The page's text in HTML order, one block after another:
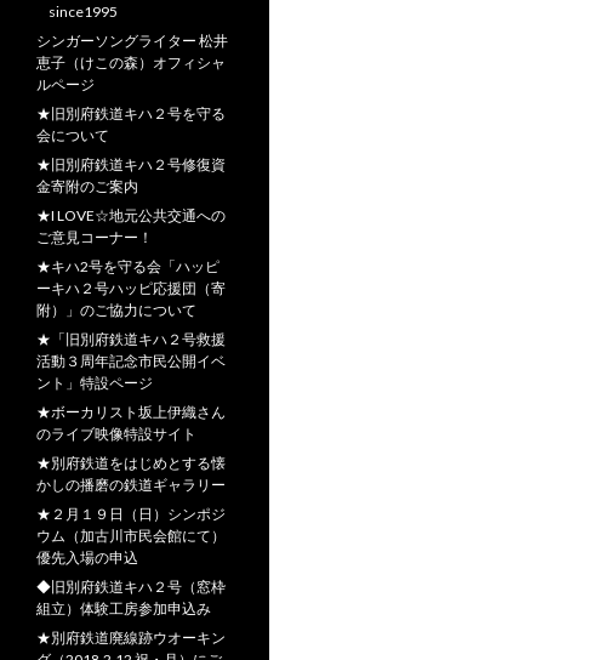
since1995
シンガーソングライター 松井
恵子（けこの森）オフィシャ
ルページ
★旧別府鉄道キハ２号を守る
会について
★旧別府鉄道キハ２号修復資
金寄附のご案内
★I LOVE☆地元公共交通への
ご意見コーナー！
★キハ2号を守る会「ハッピ
ーキハ２号ハッピ応援団（寄
附）」のご協力について
★「旧別府鉄道キハ２号救援
活動３周年記念市民公開イベ
ント」特設ページ
★ボーカリスト坂上伊織さん
のライブ映像特設サイト
★別府鉄道をはじめとする懐
かしの播磨の鉄道ギャラリー
★２月１９日（日）シンポジ
ウム（加古川市民会館にて）
優先入場の申込
◆旧別府鉄道キハ２号（窓枠
組立）体験工房参加申込み
★別府鉄道廃線跡ウオーキン